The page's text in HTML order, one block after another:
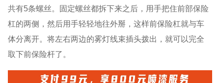
共有5条螺丝。固定螺丝都拆下来之后，用手把住前部保险
杠的两侧，然后用手轻轻地往外掰，这样前保险杠就与车
体分离开。将左右两边的雾灯线束插头拨出，就可以完全
取下前保险杆了。